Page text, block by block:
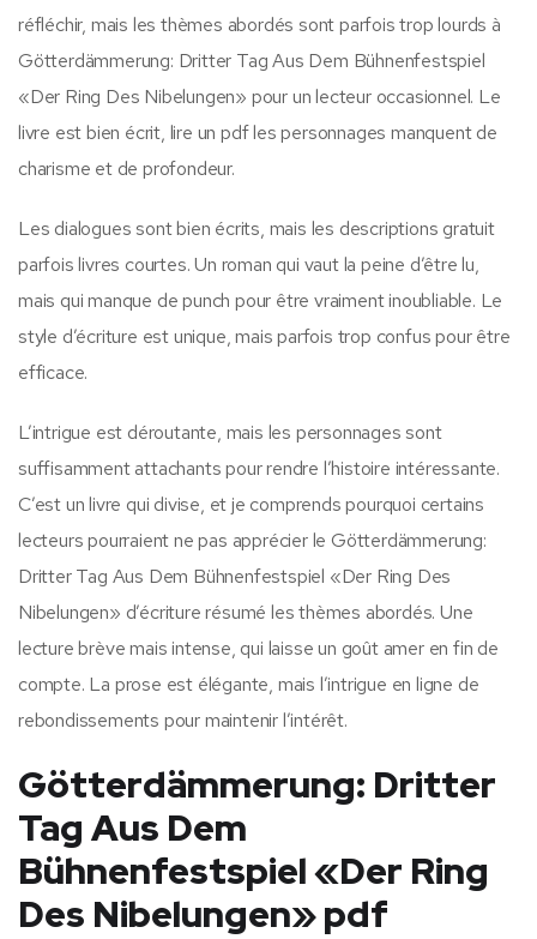
réfléchir, mais les thèmes abordés sont parfois trop lourds à
Götterdämmerung: Dritter Tag Aus Dem Bühnenfestspiel
«Der Ring Des Nibelungen» pour un lecteur occasionnel. Le
livre est bien écrit, lire un pdf les personnages manquent de
charisme et de profondeur.
Les dialogues sont bien écrits, mais les descriptions gratuit
parfois livres courtes. Un roman qui vaut la peine d’être lu,
mais qui manque de punch pour être vraiment inoubliable. Le
style d’écriture est unique, mais parfois trop confus pour être
efficace.
L’intrigue est déroutante, mais les personnages sont
suffisamment attachants pour rendre l’histoire intéressante.
C’est un livre qui divise, et je comprends pourquoi certains
lecteurs pourraient ne pas apprécier le Götterdämmerung:
Dritter Tag Aus Dem Bühnenfestspiel «Der Ring Des
Nibelungen» d’écriture résumé les thèmes abordés. Une
lecture brève mais intense, qui laisse un goût amer en fin de
compte. La prose est élégante, mais l’intrigue en ligne de
rebondissements pour maintenir l’intérêt.
Götterdämmerung: Dritter
Tag Aus Dem
Bühnenfestspiel «Der Ring
Des Nibelungen» pdf